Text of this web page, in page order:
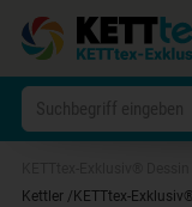
Kettler /KETTtex-